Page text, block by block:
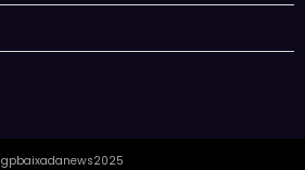
gpbaixadanews2025